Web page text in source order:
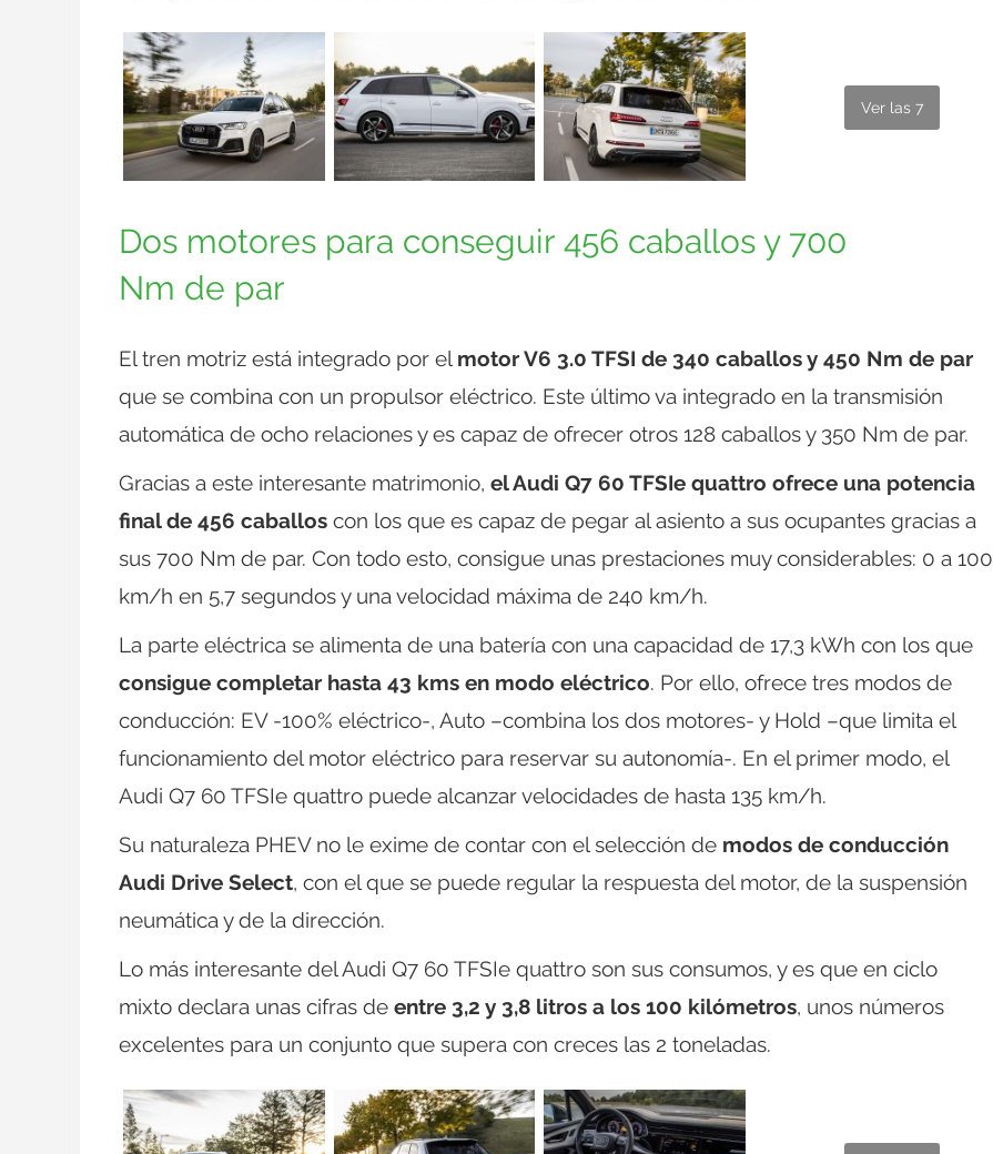
Ver las 7
Dos motores para conseguir 456 caballos y 700
Nm de par
El tren motriz está integrado por el motor V6 3.0 TFSI de 340 caballos y 450 Nm de par
que se combina con un propulsor eléctrico. Este último va integrado en la transmisión
automática de ocho relaciones y es capaz de ofrecer otros 128 caballos y 350 Nm de par.
Gracias a este interesante matrimonio, el Audi Q7 60 TFSIe quattro ofrece una potencia
final de 456 caballos con los que es capaz de pegar al asiento a sus ocupantes gracias a
sus 700 Nm de par. Con todo esto, consigue unas prestaciones muy considerables: 0 a 100
km/h en 5,7 segundos y una velocidad máxima de 240 km/h.
La parte eléctrica se alimenta de una batería con una capacidad de 17,3 kWh con los que
consigue completar hasta 43 kms en modo eléctrico. Por ello, ofrece tres modos de
conducción: EV -100% eléctrico-, Auto –combina los dos motores- y Hold –que limita el
funcionamiento del motor eléctrico para reservar su autonomía-. En el primer modo, el
Audi Q7 60 TFSIe quattro puede alcanzar velocidades de hasta 135 km/h.
Su naturaleza PHEV no le exime de contar con el selección de modos de conducción
Audi Drive Select, con el que se puede regular la respuesta del motor, de la suspensión
neumática y de la dirección.
Lo más interesante del Audi Q7 60 TFSIe quattro son sus consumos, y es que en ciclo
mixto declara unas cifras de entre 3,2 y 3,8 litros a los 100 kilómetros, unos números
excelentes para un conjunto que supera con creces las 2 toneladas.